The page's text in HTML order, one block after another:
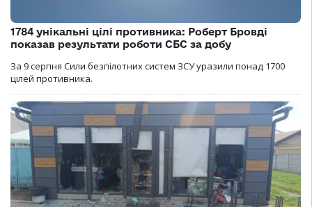
1784 унікальні цілі противника: Роберт Бровді
показав результати роботи СБС за добу
За 9 серпня Сили безпілотних систем ЗСУ уразили понад 1700
цілей противника.